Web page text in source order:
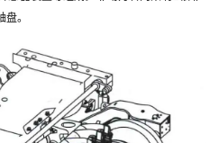
。